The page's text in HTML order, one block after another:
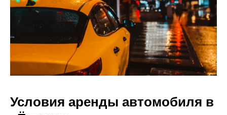
Условия аренды автомобиля в